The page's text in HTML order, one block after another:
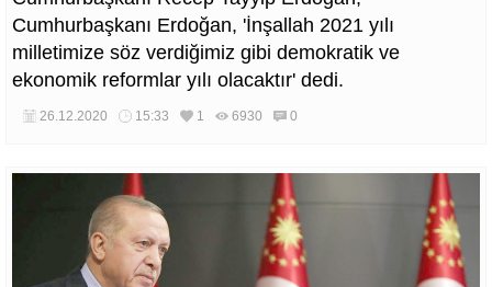
Cumhurbaşkanı Erdoğan, 'İnşallah 2021 yılı
milletimize söz verdiğimiz gibi demokratik ve
ekonomik reformlar yılı olacaktır' dedi.
26.12.2020 15:33 1 6930 0